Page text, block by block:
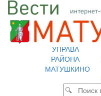
УПРАВА
РАЙОНА
МАТУШКИНО